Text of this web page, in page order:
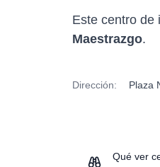
Este centro de
Maestrazgo.
Dirección: Plaza
Qué ver